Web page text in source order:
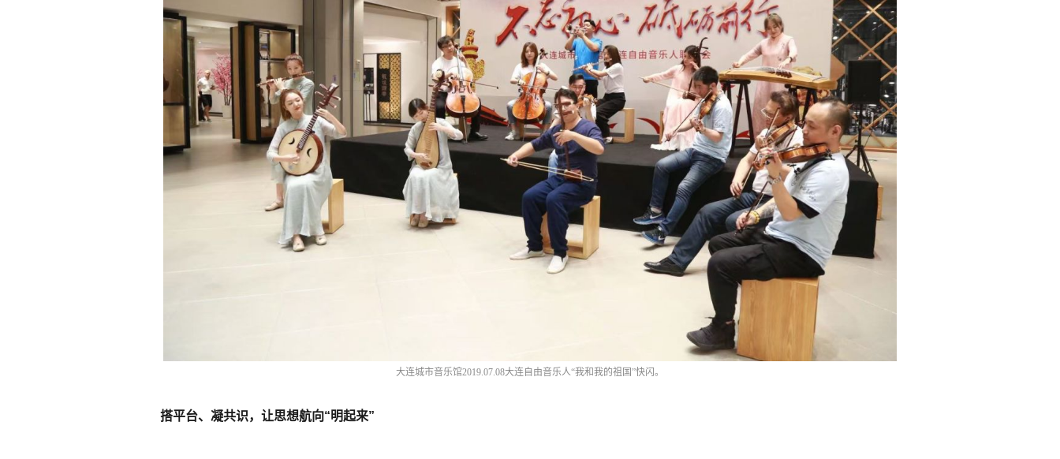
大连城市音乐馆2019.07.08大连自由音乐人“我和我的祖国”快闪。
搭平台、凝共识，让思想航向“明起来”